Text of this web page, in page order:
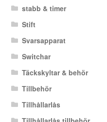
stabb & timer
Stift
Svarsapparat
Switchar
Täckskyltar & behör
Tillbehör
Tillhållarlås